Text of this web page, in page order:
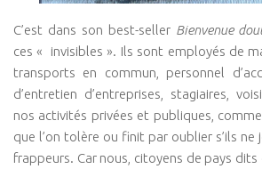
Arts Martiaux
Santé & Bien-être
Voies du féminin
C’est dans son best-seller Bienvenue
ces « invisibles ». Ils sont employés de
transports en commun, personnel
d’entretien d’entreprises, stagiaires,
nos activités privées et publiques,
que l’on tolère ou finit par oublier s’ils
frappeurs. Car nous, citoyens de pays